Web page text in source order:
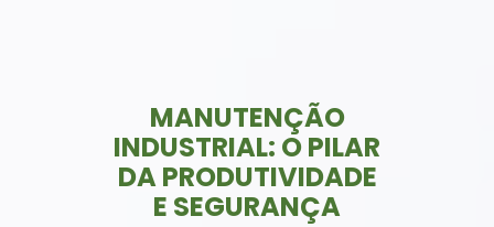
MANUTENÇÃO
INDUSTRIAL: O PILAR
DA PRODUTIVIDADE
E SEGURANÇA